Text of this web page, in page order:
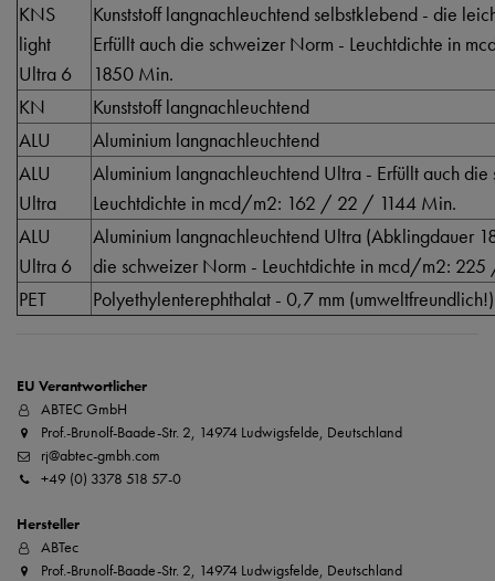
KNS
light
Ultra 6
Kunststoff langnachleuchtend selbstklebend - die
Erfüllt auch die schweizer Norm - Leuchtdichte in
1850 Min.
KN
Kunststoff langnachleuchtend
ALU
Aluminium langnachleuchtend
ALU
Ultra
Aluminium langnachleuchtend Ultra - Erfüllt auch
Leuchtdichte in mcd/m2: 162 / 22 / 1144 Min.
ALU
Ultra 6
Aluminium langnachleuchtend Ultra (Abklingdauer
die schweizer Norm - Leuchtdichte in mcd/m2:
PET
Polyethylenterephthalat - 0,7 mm (umweltfreundlich!)
EU Verantwortlicher
ABTEC GmbH
Prof.-Brunolf-Baade-Str. 2, 14974 Ludwigsfelde, Deutschland
rj@abtec-gmbh.com
+49 (0) 3378 518 57-0
Hersteller
ABTec
Prof.-Brunolf-Baade-Str. 2, 14974 Ludwigsfelde, Deutschland